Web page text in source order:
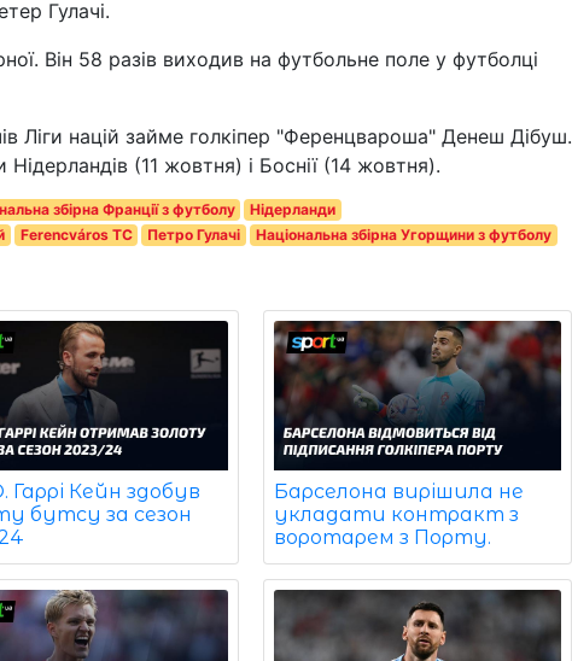
Гулачі.
Він 58 разів виходив на футбольне поле у футболці
Ліги націй займе голкіпер "Ференцвароша" Денеш Дібуш.
(11 жовтня) і Боснії (14 жовтня).
збірна Франції з футболу
Нідерланди
Ferencváros TC Петро Гулачі Національна збірна Угорщини з футболу
Кейн здобув
бутсу за сезон
Барселона вирішила не
укладати контракт з
воротарем з Порту.